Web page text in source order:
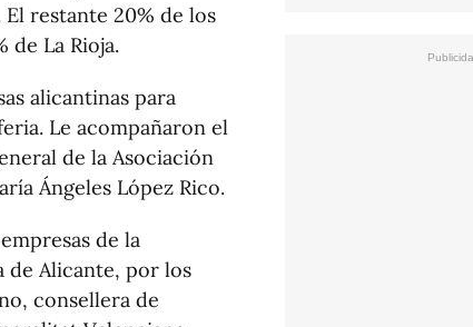
restante 20% de los
de La Rioja.
alicantinas para
Le acompañaron el
de la Asociación
Ángeles López Rico.
de la
de Alicante, por los
consellera de